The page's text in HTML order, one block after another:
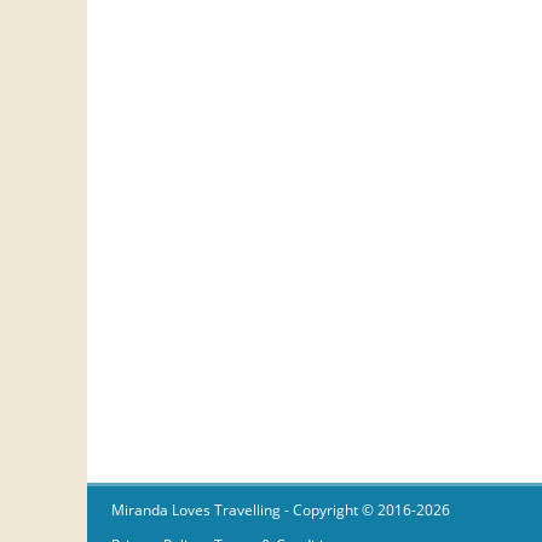
Miranda Loves Travelling- Copyright © 2016-2026